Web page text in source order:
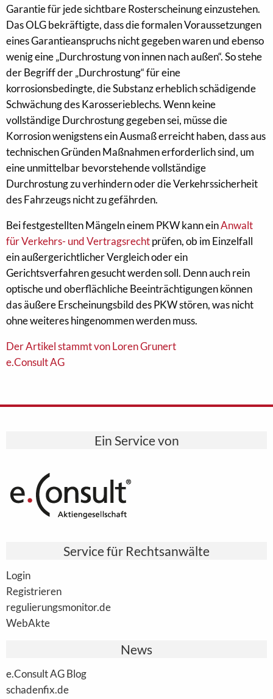
Garantie für jede sichtbare Rosterscheinung einzustehen.
Das OLG bekräftigte, dass die formalen Voraussetzungen
eines Garantieanspruchs nicht gegeben waren und ebenso
wenig eine „Durchrostung von innen nach außen“. So stehe
der Begriff der „Durchrostung“ für eine
korrosionsbedingte, die Substanz erheblich schädigende
Schwächung des Karosserieblechs. Wenn keine
vollständige Durchrostung gegeben sei, müsse die
Korrosion wenigstens ein Ausmaß erreicht haben, dass aus
technischen Gründen Maßnahmen erforderlich sind, um
eine unmittelbar bevorstehende vollständige
Durchrostung zu verhindern oder die Verkehrssicherheit
des Fahrzeugs nicht zu gefährden.
Bei festgestellten Mängeln einem PKW kann einAnwalt
für Verkehrs- und Vertragsrechtprüfen, ob im Einzelfall
ein außergerichtlicher Vergleich oder ein
Gerichtsverfahren gesucht werden soll. Denn auch rein
optische und oberflächliche Beeinträchtigungen können
das äußere Erscheinungsbild des PKW stören, was nicht
ohne weiteres hingenommen werden muss.
Der Artikel stammt von Loren Grunert
e.Consult AG
Ein Service von
Service für Rechtsanwälte
Login
Registrieren
regulierungsmonitor.de
WebAkte
News
e.Consult AG Blog
schadenfix.de